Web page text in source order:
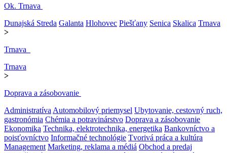
Ok. Trnava
Dunajská Streda Galanta Hlohovec Piešťany Senica Skalica Trnava
>
Trnava
Trnava
>
Doprava a zásobovanie
AdministratívaAutomobilový priemysel Ubytovanie, cestovný ruch,
gastronómia Chémia a potravinárstvo Doprava a zásobovanie
Ekonomika Technika, elektrotechnika, energetika Bankovníctvo a
poisťovníctvo Informačné technológie Tvorivá práca a kultúra
Management Marketing, reklama a médiá Obchod a predaj